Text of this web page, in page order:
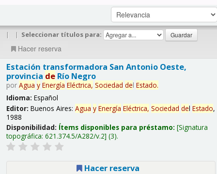
| | Seleccionar títulos para:
Hacer reserva
Estación transformadora San Antonio Oeste,
provincia deRío Negro
por Agua y Energía Eléctrica, Sociedad del Estado.
Idioma: Español
Editor: Buenos Aires: Agua y Energía Eléctrica, Sociedad del Estado,
1988
Disponibilidad: Ítems disponibles para préstamo: Signatura
topográfica: 621.374.5/A282/v.2 (3).
Hacer reserva